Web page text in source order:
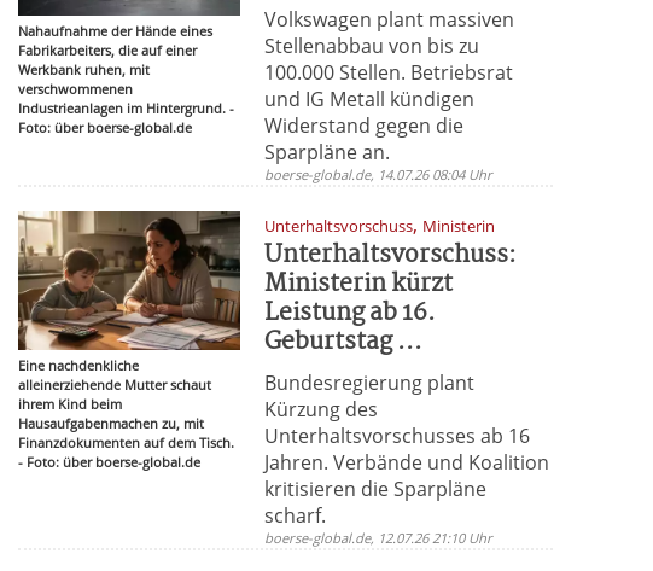
Nahaufnahme der Hände eines
Fabrikarbeiters, die auf einer
Werkbank ruhen, mit
verschwommenen
Industrieanlagen im Hintergrund. -
Foto: über boerse-global.de
Volkswagen plant massiven
Stellenabbau von bis zu
100.000 Stellen. Betriebsrat
und IG Metall kündigen
Widerstand gegen die
Sparpläne an.
boerse-global.de, 14.07.26 08:04 Uhr
Eine nachdenkliche
alleinerziehende Mutter schaut
ihrem Kind beim
Hausaufgabenmachen zu, mit
Finanzdokumenten auf dem Tisch.
- Foto: über boerse-global.de
Unterhaltsvorschuss, Ministerin
Unterhaltsvorschuss:
Ministerin kürzt
Leistung ab 16.
Geburtstag ...
Bundesregierung plant
Kürzung des
Unterhaltsvorschusses ab 16
Jahren. Verbände und Koalition
kritisieren die Sparpläne
scharf.
boerse-global.de, 12.07.26 21:10 Uhr